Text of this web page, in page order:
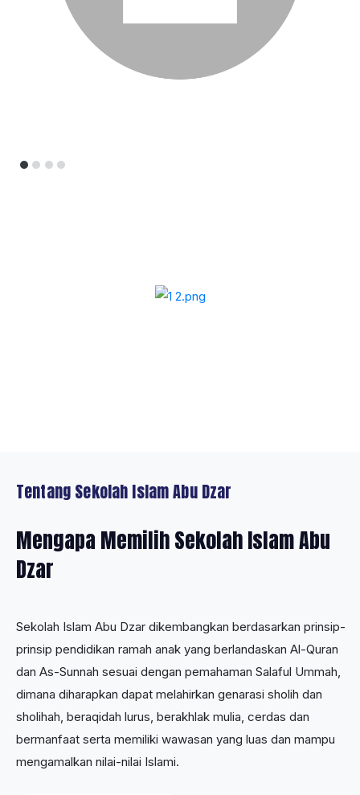
Tentang Sekolah Islam Abu Dzar
Mengapa Memilih Sekolah Islam Abu
Dzar
Sekolah Islam Abu Dzar dikembangkan berdasarkan prinsip-
prinsip pendidikan ramah anak yang berlandaskan Al-Quran
dan As-Sunnah sesuai dengan pemahaman Salaful Ummah,
dimana diharapkan dapat melahirkan genarasi sholih dan
sholihah, beraqidah lurus, berakhlak mulia, cerdas dan
bermanfaat serta memiliki wawasan yang luas dan mampu
mengamalkan nilai-nilai Islami.